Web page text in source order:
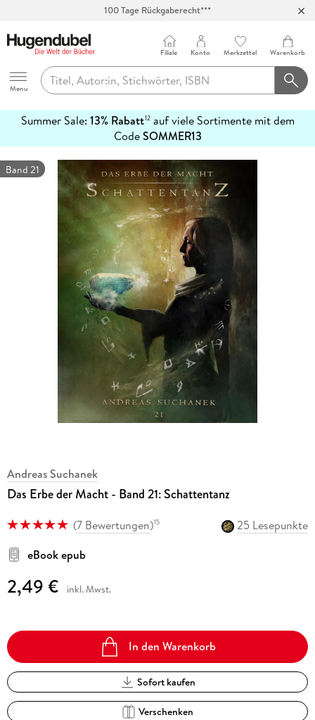
100 Tage Rückgaberecht***
Hugendubel
Menu
Filiale Konto Merkzettel Warenkorb
Summer Sale: 13% Rabatt12auf viele Sortimente mit dem
CodeSOMMER13
erfahren
Band 21
Andreas Suchanek
Das Erbe der Macht - Band 21: Schattentanz
(7 Bewertungen)15
25 Lesepunkte
eBook epub
2,49 € inkl. Mwst.
In den Warenkorb
Sofort kaufen
Verschenken